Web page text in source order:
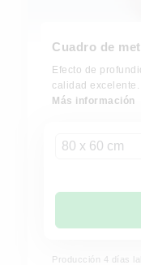
Cuadro de
Efecto de
calidad excelente.
Más información
80 x 60 cm
Producción 4 días